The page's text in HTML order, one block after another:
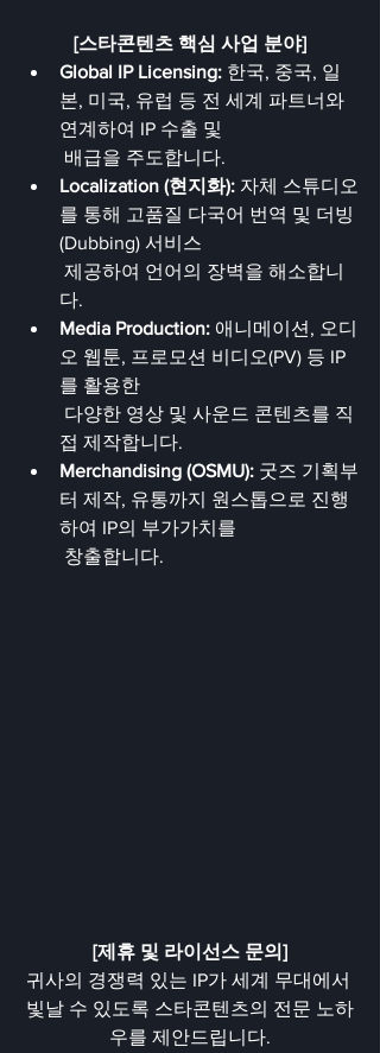
[스타콘텐츠 핵심 사업 분야]
Global IP Licensing: 한국, 중국, 일
본, 미국, 유럽 등 전 세계 파트너와
연계하여 IP 수출 및
배급을 주도합니다.
Localization (현지화): 자체 스튜디오
를 통해 고품질 다국어 번역 및 더빙
(Dubbing) 서비스
제공하여 언어의 장벽을 해소합니
다.
Media Production: 애니메이션, 오디
오 웹툰, 프로모션 비디오(PV) 등 IP
를 활용한
다양한 영상 및 사운드 콘텐츠를 직
접 제작합니다.
Merchandising (OSMU): 굿즈 기획부
터 제작, 유통까지 원스톱으로 진행
하여 IP의 부가가치를
창출합니다.
[제휴 및 라이선스 문의]
귀사의 경쟁력 있는 IP가 세계 무대에서
빛날 수 있도록 스타콘텐츠의 전문 노하
우를 제안드립니다.